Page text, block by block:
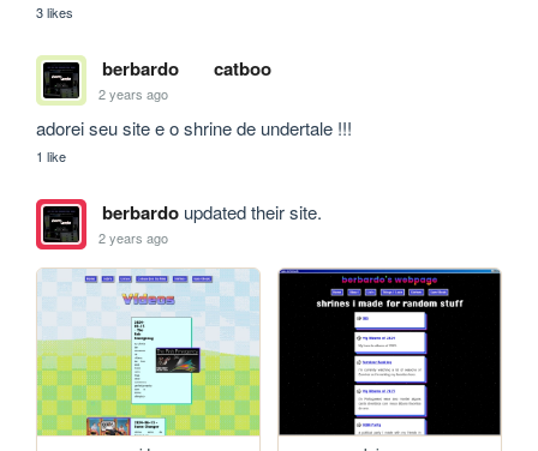
3 likes
berbardo catboo
2 years ago
adorei seu site e o shrine de undertale !!!
1 like
berbardoupdated their site.
2 years ago